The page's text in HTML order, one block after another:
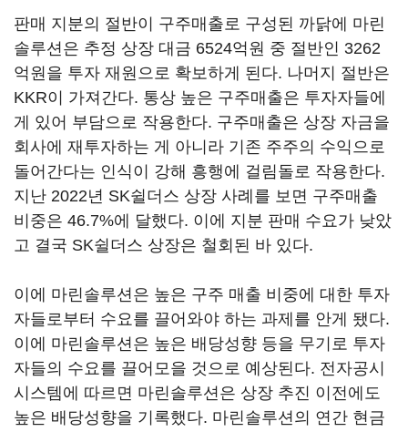
판매 지분의 절반이 구주매출로 구성된 까닭에 마린
솔루션은 추정 상장 대금 6524억원 중 절반인 3262
억원을 투자 재원으로 확보하게 된다. 나머지 절반은
KKR이 가져간다. 통상 높은 구주매출은 투자자들에
게 있어 부담으로 작용한다. 구주매출은 상장 자금을
회사에 재투자하는 게 아니라 기존 주주의 수익으로
돌어간다는 인식이 강해 흥행에 걸림돌로 작용한다.
지난 2022년 SK쉴더스 상장 사례를 보면 구주매출
비중은 46.7%에 달했다. 이에 지분 판매 수요가 낮았
고 결국 SK쉴더스 상장은 철회된 바 있다.
이에 마린솔루션은 높은 구주 매출 비중에 대한 투자
자들로부터 수요를 끌어와야 하는 과제를 안게 됐다.
이에 마린솔루션은 높은 배당성향 등을 무기로 투자
자들의 수요를 끌어모을 것으로 예상된다. 전자공시
시스템에 따르면 마린솔루션은 상장 추진 이전에도
높은 배당성향을 기록했다. 마린솔루션의 연간 현금